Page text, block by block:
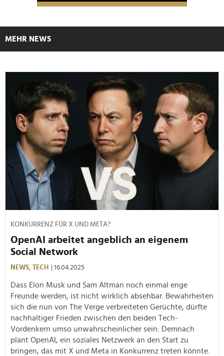
MEHR NEWS
KONKURRENZ FÜR X UND META?
OpenAI arbeitet angeblich an eigenem
Social Network
NEWS, TECH | 16.04.2025
Dass Elon Musk und Sam Altman noch einmal enge
Freunde werden, ist nicht wirklich absehbar. Bewahrheiten
sich die nun von The Verge verbreiteten Gerüchte, dürfte
nachhaltiger Frieden zwischen den beiden Tech-
Vordenkern umso unwahrscheinlicher sein: Demnach
plant OpenAI, ein soziales Netzwerk an den Start zu
bringen, das mit X und Meta in Konkurrenz treten könnte.